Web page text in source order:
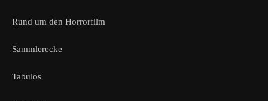
Rund um den Horrorfilm
Sammlerecke
Tabulos